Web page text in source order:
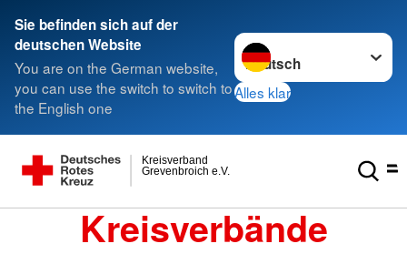
Sie befinden sich auf der
deutschen Website
You are on the German website,
you can use the switch to switch to
the English one
Sprache wechseln zu
Alles klar
Grevenbroich e.V.
Kreisverband
Kreisverbände